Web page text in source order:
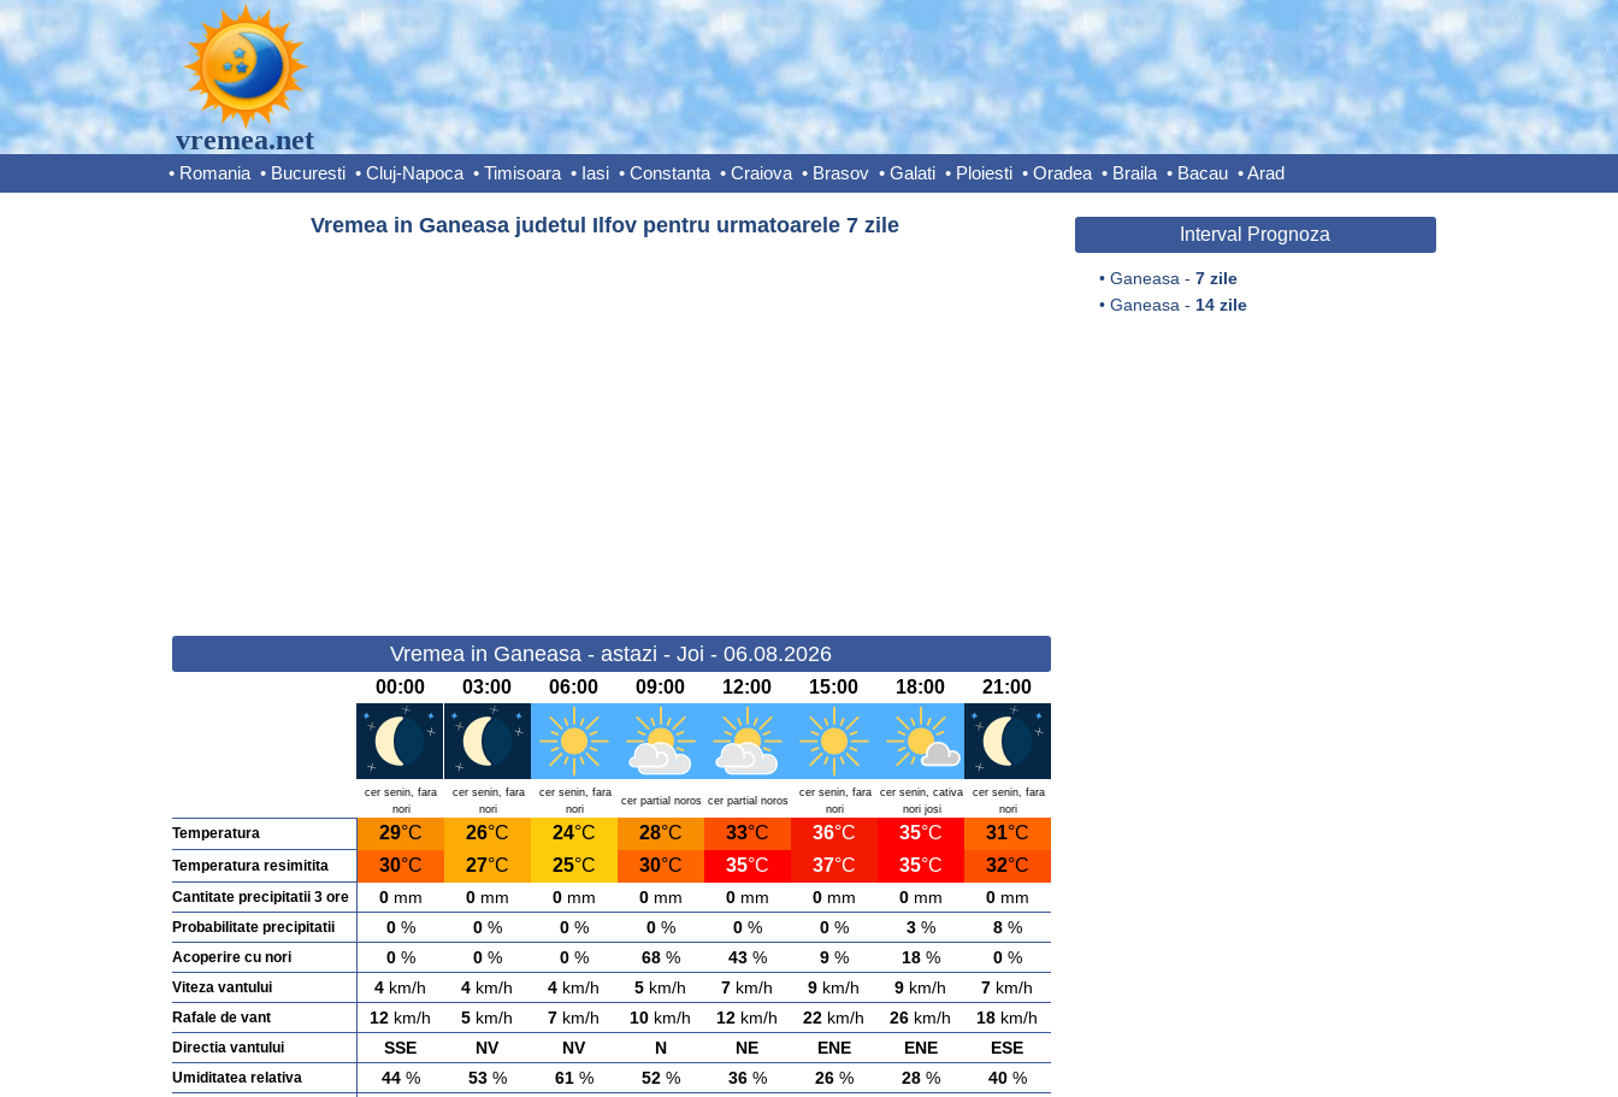
vremea.net
• Romania • Bucuresti • Cluj-Napoca • Timisoara • Iasi • Constanta • Craiova • Brasov • Galati • Ploiesti • Oradea • Braila • Bacau •Arad
Vremea in Ganeasa judetul Ilfov pentru urmatoarele 7 zile
Vremea in Ganeasa - astazi - Joi - 06.08.2026
00:00 03:00 06:00 09:00 12:00 15:00 18:00 21:00
cer senin, fara
nori
cer senin, fara
nori
cer senin, fara
nori
cer partial noros cer partial noros
cer senin, fara
nori
cer senin, cativa
nori josi
cer senin, fara
nori
Temperatura 29°C 26°C 24°C 28°C 33°C 36°C 35°C 31°C
Temperatura resimitita 30°C 27°C 25°C 30°C 35°C 37°C 35°C 32°C
Cantitate precipitatii 3 ore 0mm 0mm 0mm 0mm 0mm 0mm 0mm 0mm
Probabilitate precipitatii 0% 0% 0% 0% 0% 0% 3% 8%
Acoperire cu nori 0% 0% 0% 68% 43% 9% 18% 0%
Viteza vantului 4 km/h 4 km/h 4 km/h 5 km/h 7 km/h 9 km/h 9 km/h 7 km/h
Rafale de vant 12 km/h 5 km/h 7 km/h 10 km/h 12 km/h 22 km/h 26 km/h 18 km/h
Directia vantului SSE NV NV N NE ENE ENE ESE
Umiditatea relativa 44% 53% 61% 52% 36% 26% 28% 40%
Interval Prognoza
• Ganeasa - 7 zile
• Ganeasa - 14 zile